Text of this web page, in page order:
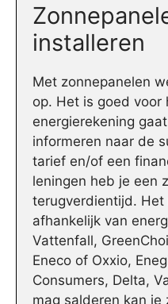
installeren
Met zonnepanelen
op. Het is goed voor
energierekening
informeren naar de
tarief en/of een
leningen heb je een
terugverdientijd.
afhankelijk van
Vattenfall,
Eneco of Oxxio,
Consumers, Delta,
mag salderen kan je